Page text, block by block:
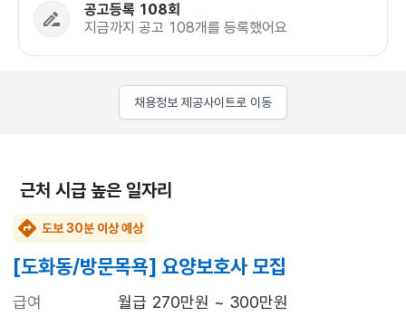
공고등록 108회
지금까지 공고 108개를 등록했어요
채용정보 제공사이트로 이동
근처 시급 높은 일자리
도보 30분 이상 예상
[도화동/방문목욕] 요양보호사 모집
급여
월급 270만원 ~ 300만원